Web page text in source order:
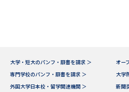
大学・短大のパンフ・願書を請求 ＞
オー
専門学校のパンフ・願書を請求 ＞
大学
外国大学日本校・留学関連機関 ＞
新聞